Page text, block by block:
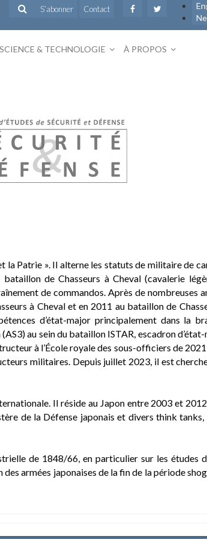
S’abonner Contact
SCIENCE & TECHNOLOGIE À PROPOS
la Patrie ». Il alterne les statuts de militaire de
de Chasseurs à Cheval (cavalerie
de commandos. Après de nombreuses
à Cheval et en 2011 au bataillon de
d’état-major principalement dans la
au sein du bataillon ISTAR, escadron
à l’École royale des sous-officiers de
militaires. Depuis juillet 2023, il est
Il réside au Japon entre 2003 et
de la Défense japonais et divers think tanks,
de 1848/66, en particulier sur les études
armées japonaises de la fin de la période